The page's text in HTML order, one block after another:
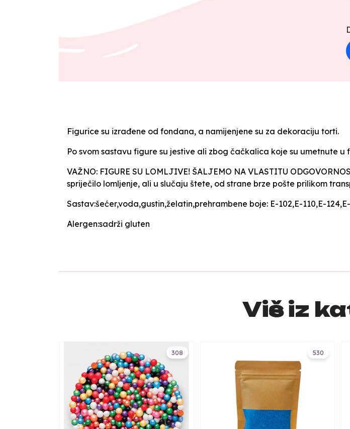
Figurice su izrađene od fondana, a namijenjene su za dekoraciju torti.
Po svom sastavu figure su jestive ali zbog čačkalica koje su umetnute
VAŽNO: FIGURE SU LOMLJIVE! ŠALJEMO NA VLASTITU
spriječilo lomljenje, ali u slučaju štete, od strane brze pošte prilikom
Sastav:šećer,voda,gustin,želatin,prehrambene boje: E-102,E-110,E-
Alergen:sadrži gluten
Više iz
308 530